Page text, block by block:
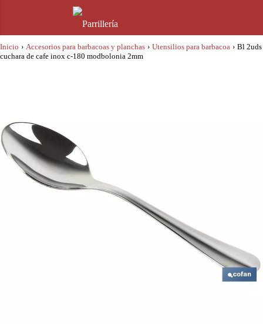
Inicio › Accesorios para barbacoas y planchas › Utensilios para barbacoa › Bl 2uds
cuchara de cafe inox c-180 modbolonia 2mm